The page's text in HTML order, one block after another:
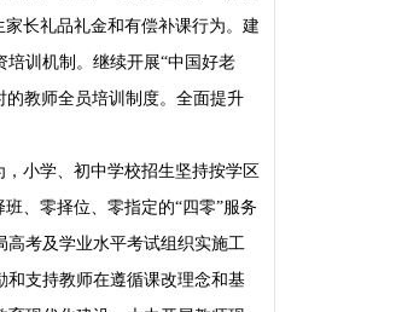
长礼品礼金和有偿补课行为。建
训机制。继续开展“中国好老
的教师全员培训制度。全面提升
小学、初中学校招生坚持按学区
、零择位、零指定的“四零”服务
高考及学业水平考试组织实施工
和支持教师在遵循课改理念和基